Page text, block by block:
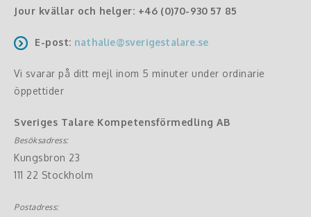
Jour kvällar och helger: +46 (0)70-930 57 85
E-post: nathalie@sverigestalare.se
Vi svarar på ditt mejl inom 5 minuter under ordinarie
öppettider
Sveriges Talare Kompetensförmedling AB
Besöksadress:
Kungsbron 23
111 22 Stockholm
Postadress: